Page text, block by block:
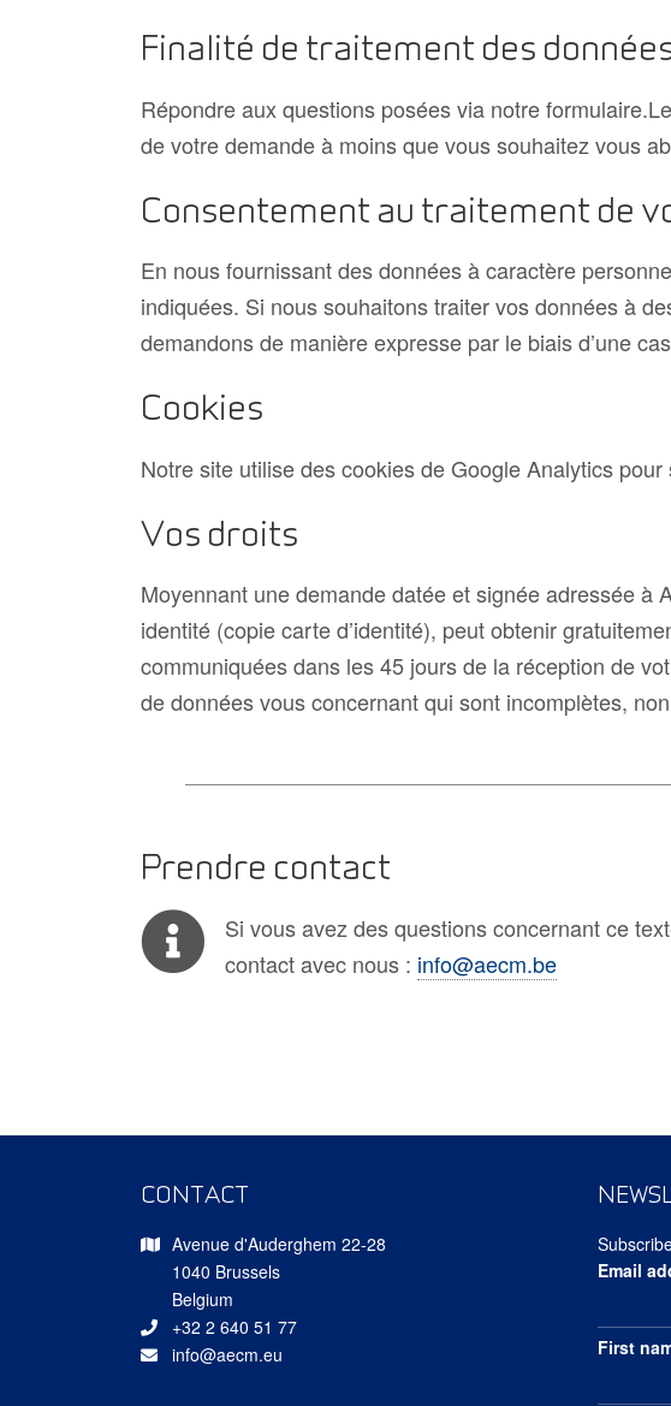
Finalité de traitement des
Répondre aux questions posées via notre
de votre demande à moins que vous souhaitez vous
Consentement au traitement de
En nous fournissant des données à caractère
indiquées. Si nous souhaitons traiter vos données à
demandons de manière expresse par le biais d’une
Cookies
Notre site utilise des cookies de Google Analytics
Vos droits
Moyennant une demande datée et signée adressée à
identité (copie carte d’identité), peut obtenir
communiquées dans les 45 jours de la réception de
de données vous concernant qui sont incomplètes,
Prendre contact
Si vous avez des questions concernant ce
contact avec nous : info@aecm.be
CONTACT
Avenue d'Auderghem 22-28
1040 Brussels
Belgium
+32 2 640 51 77
info@aecm.eu
Email
First